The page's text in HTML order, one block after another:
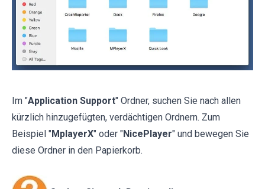
Im "Application Support" Ordner, suchen Sie nach allen
kürzlich hinzugefügten, verdächtigen Ordnern. Zum
Beispiel "MplayerX" oder "NicePlayer" und bewegen Sie
diese Ordner in den Papierkorb.